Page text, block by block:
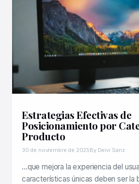
Estrategias Efectivas de
Posicionamiento por
Producto
30 de noviembre de 2025By Deivi Sanz
…que mejora la experiencia del
características únicas deben ser la